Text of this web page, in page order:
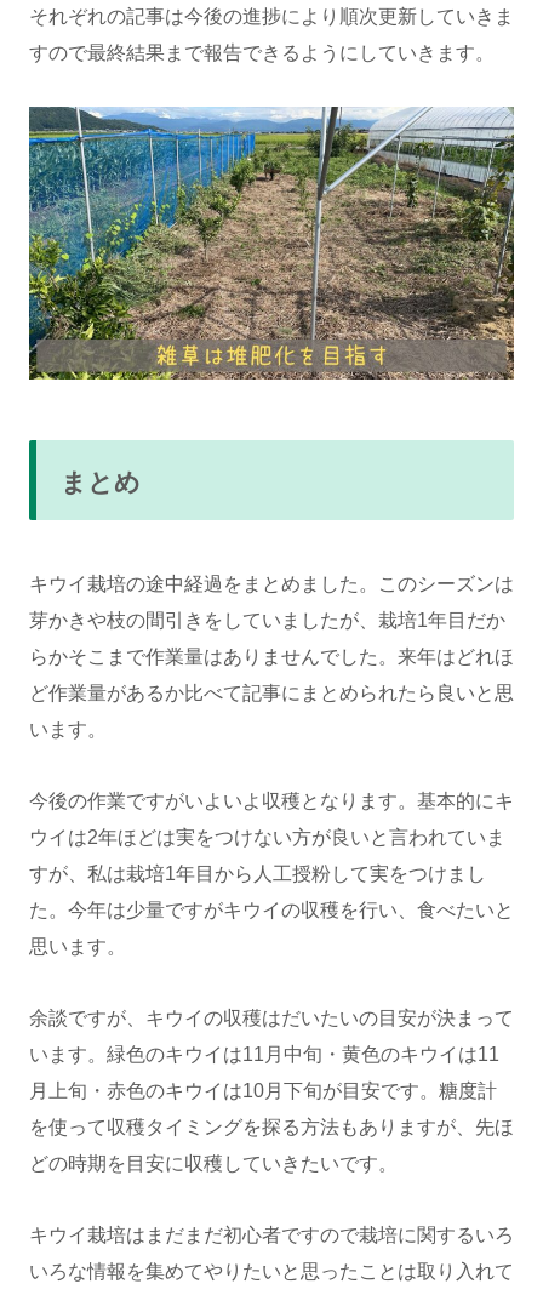
それぞれの記事は今後の進捗により順次更新していきま
すので最終結果まで報告できるようにしていきます。
まとめ
キウイ栽培の途中経過をまとめました。このシーズンは
芽かきや枝の間引きをしていましたが、栽培1年目だか
らかそこまで作業量はありませんでした。来年はどれほ
ど作業量があるか比べて記事にまとめられたら良いと思
います。
今後の作業ですがいよいよ収穫となります。基本的にキ
ウイは2年ほどは実をつけない方が良いと言われていま
すが、私は栽培1年目から人工授粉して実をつけまし
た。今年は少量ですがキウイの収穫を行い、食べたいと
思います。
余談ですが、キウイの収穫はだいたいの目安が決まって
います。緑色のキウイは11月中旬・黄色のキウイは11
月上旬・赤色のキウイは10月下旬が目安です。糖度計
を使って収穫タイミングを探る方法もありますが、先ほ
どの時期を目安に収穫していきたいです。
キウイ栽培はまだまだ初心者ですので栽培に関するいろ
いろな情報を集めてやりたいと思ったことは取り入れて